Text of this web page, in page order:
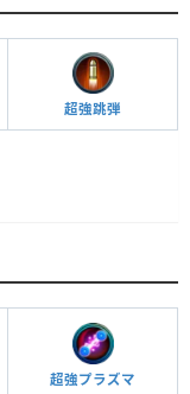
超強跳弾
超強プラズマ